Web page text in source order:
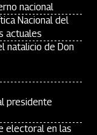
nacional
Nacional del
actuales
natalicio de Don
presidente
electoral en las